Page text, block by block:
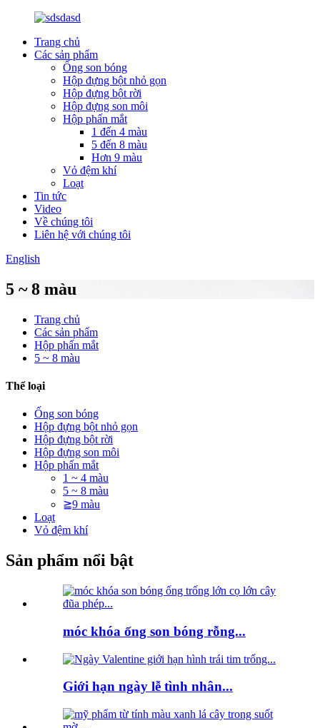
Trang chủ
Các sản phẩm
Ống son bóng
Hộp đựng bột nhỏ gọn
Hộp đựng bột rời
Hộp đựng son môi
Hộp phấn mắt
1 đến 4 màu
5 đến 8 màu
Hơn 9 màu
Vỏ đệm khí
Loạt
Tin tức
Video
Về chúng tôi
Liên hệ với chúng tôi
English
5 ~ 8 màu
Trang chủ
Các sản phẩm
Hộp phấn mắt
5 ~ 8 màu
Thể loại
Ống son bóng
Hộp đựng bột nhỏ gọn
Hộp đựng bột rời
Hộp đựng son môi
Hộp phấn mắt
1 ~ 4 màu
5 ~ 8 màu
≧9 màu
Loạt
Vỏ đệm khí
Sản phẩm nổi bật
móc khóa ống son bóng rỗng...
Giới hạn ngày lễ tình nhân...